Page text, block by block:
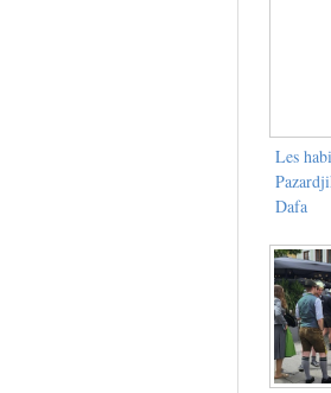
Les
Dafa